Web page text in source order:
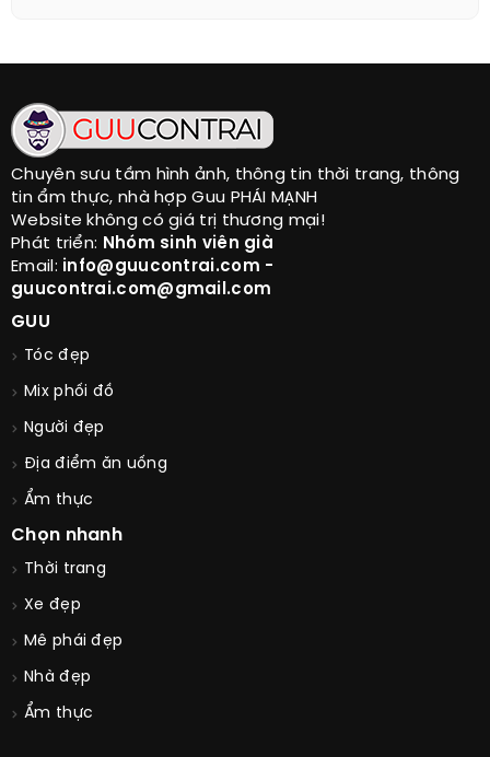
Chuyên sưu tầm hình ảnh, thông tin thời trang, thông
tin ẩm thực, nhà hợp Guu PHÁI MẠNH
Website không có giá trị thương mại!
Phát triển: Nhóm sinh viên già
Email: info@guucontrai.com -
guucontrai.com@gmail.com
GUU
Tóc đẹp
Mix phối đồ
Người đẹp
Địa điểm ăn uống
Ẩm thực
Chọn nhanh
Thời trang
Xe đẹp
Mê phái đẹp
Nhà đẹp
Ẩm thực